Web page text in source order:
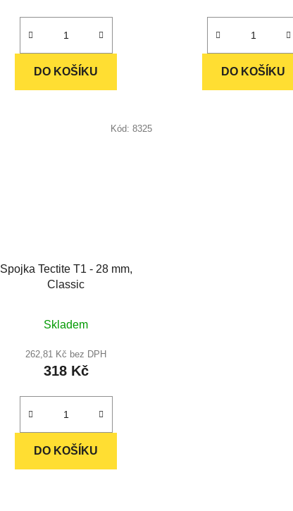
hvězdiček.
DO KOŠÍKU DO KOŠÍKU
Spojka Tectite T1 - 28 mm,
Classic
Skladem
262,81 Kč bez DPH
318 Kč
DO KOŠÍKU
Kód: 8325